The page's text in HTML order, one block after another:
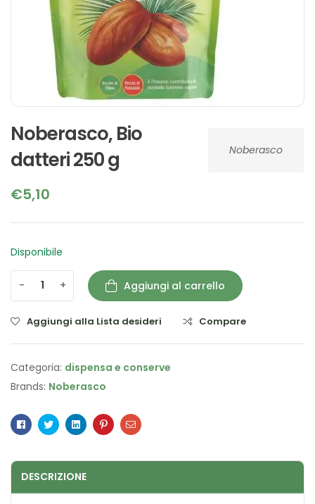
Noberasco
Noberasco, Bio
datteri 250 g
€5,10
Disponibile
- + Aggiungi al carrello
Aggiungi alla Lista desideri Compare
Categoria: dispensa e conserve
Brands: Noberasco
Facebook
TwitterLinkedinPinterestEmail
DESCRIZIONE